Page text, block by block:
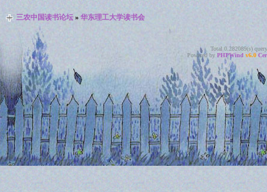
三农中国读书论坛» 华东理工大学读书会
Total 0.282089(s)
Powered by PHPWind v6.0